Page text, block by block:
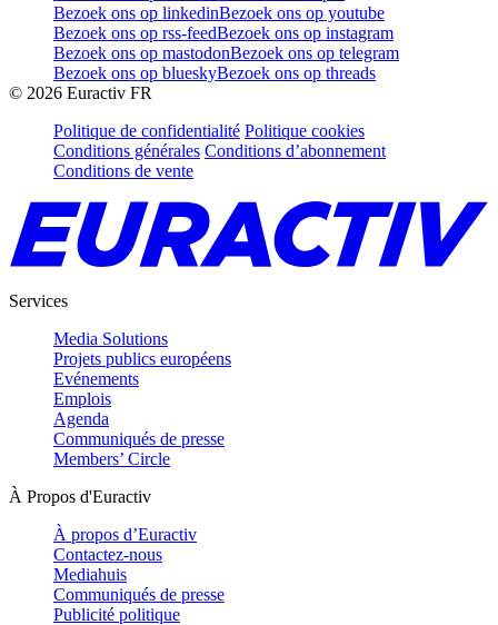
Bezoek ons op linkedinBezoek ons op youtube
Bezoek ons op rss-feedBezoek ons op instagram
Bezoek ons op mastodonBezoek ons op telegram
Bezoek ons op blueskyBezoek ons op threads
© 2026 Euractiv FR
Politique de confidentialité Politique cookies
Conditions générales Conditions d’abonnement
Conditions de vente
Services
Media Solutions
Projets publics européens
Evénements
Emplois
Agenda
Communiqués de presse
Members’ Circle
À Propos d'Euractiv
À propos d’Euractiv
Contactez-nous
Mediahuis
Communiqués de presse
Publicité politique